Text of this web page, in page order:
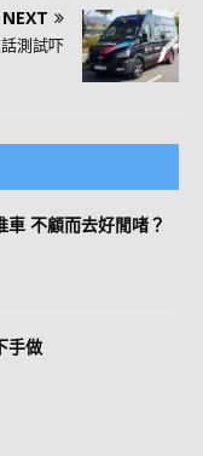
NEXT
測試吓
車 不顧而去好閒啫？
手做